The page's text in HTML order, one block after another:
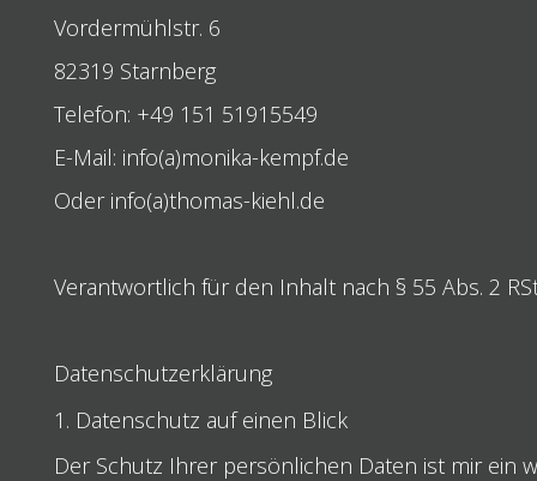
Vordermühlstr. 6
82319 Starnberg
Telefon: +49 151 51915549
E-Mail: info(a)monika-kempf.de
Oder info(a)thomas-kiehl.de
Verantwortlich für den Inhalt nach § 55 Abs. 2
Datenschutzerklärung
1. Datenschutz auf einen Blick
Der Schutz Ihrer persönlichen Daten ist mir ein